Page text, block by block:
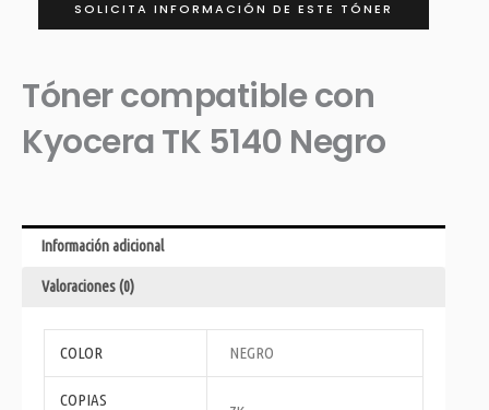
SOLICITA INFORMACIÓN DE ESTE TÓNER
Tóner compatible con
Kyocera TK 5140 Negro
Información adicional
Valoraciones (0)
COLOR NEGRO
COPIAS